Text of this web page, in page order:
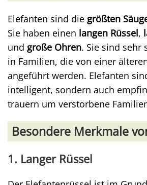
Elefanten sind die größten
Sie haben einen langen Rüssel,
und große Ohren. Sie sind sehr
in Familien, die von einer
angeführt werden. Elefanten
intelligent, sondern auch
trauern um verstorbene
Besondere Merkmale
1. Langer Rüssel